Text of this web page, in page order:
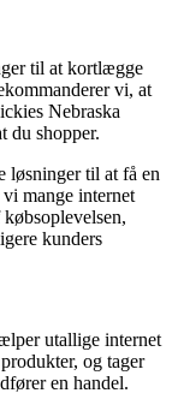
til at kortlægge
vi, at
Nebraska
du shopper.
løsninger til at få en
mange internet
kunders
utallige internet
og tager
en handel.